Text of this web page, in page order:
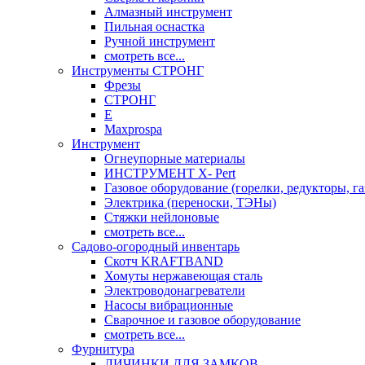
Алмазный инструмент
Пильная оснастка
Ручной инструмент
смотреть все...
Инструменты СТРОНГ
Фрезы
СТРОНГ
Е
Maxprospa
Инструмент
Огнеупорные материалы
ИНСТРУМЕНТ X- Pert
Газовое оборудование (горелки, редукторы,
Электрика (переноски, ТЭНы)
Стяжки нейлоновые
смотреть все...
Садово-огородный инвентарь
Скотч KRAFTBAND
Хомуты нержавеющая сталь
Электроводонагреватели
Насосы вибрационные
Сварочное и газовое оборудование
смотреть все...
Фурнитура